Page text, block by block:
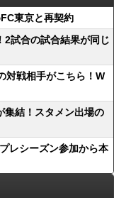
東京と再契約
2試合の試合結果が同じ
対戦相手がこちら！W
集結！スタメン出場の
レシーズン参加から本